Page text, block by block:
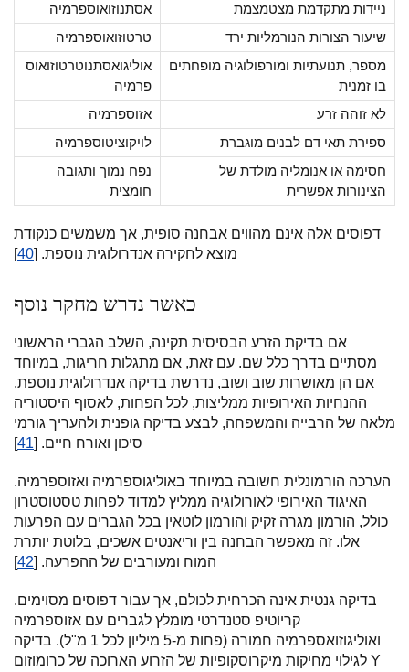
אסתנוזואוספרמיה
ניידות מתקדמת מצטמצמת
טרטוזואוספרמיה
שיעור הצורות הנורמליות ירד
אוליגואסתנוטרטוזואוס
פרמיה
מספר, תנועתיות ומורפולוגיה מופחתים
בו זמנית
אזוספרמיה
לא זוהה זרע
לויקוציטוספרמיה
ספירת תאי דם לבנים מוגברת
נפח נמוך ותגובה
חומצית
חסימה או אנומליה מולדת של
הצינורות אפשרית
דפוסים אלה אינם מהווים אבחנה סופית, אך משמשים כנקודת
מוצא לחקירה אנדרולוגית נוספת. [40
]
כאשר נדרש מחקר נוסף
אם בדיקת הזרע הבסיסית תקינה, השלב הגברי הראשוני
מסתיים בדרך כלל שם. עם זאת, אם מתגלות חריגות, במיוחד
אם הן מאושרות שוב ושוב, נדרשת בדיקה אנדרולוגית נוספת.
ההנחיות האירופיות ממליצות, לכל הפחות, לאסוף היסטוריה
מלאה של הרבייה והמשפחה, לבצע בדיקה גופנית ולהעריך גורמי
סיכון ואורח חיים. [41
]
הערכה הורמונלית חשובה במיוחד באוליגוספרמיה ואזוספרמיה.
האיגוד האירופי לאורולוגיה ממליץ למדוד לפחות טסטוסטרון
כולל, הורמון מגרה זקיק והורמון לוטאין בכל הגברים עם הפרעות
אלו. זה מאפשר הבחנה בין וריאנטים אשכים, בלוטת יותרת
המוח ומעורבים של ההפרעה. [42
]
בדיקה גנטית אינה הכרחית לכולם, אך עבור דפוסים מסוימים.
קריוטיפ סטנדרטי מומלץ לגברים עם אזוספרמיה
ואוליגוזואספרמיה חמורה (פחות מ-5 מיליון לכל 1 מ"ל). בדיקה
לגילוי מחיקות מיקרוסקופיות של הזרוע הארוכה של כרומוזום Y